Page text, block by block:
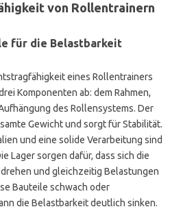
von Rollentrainern
für die Belastbarkeit
eines Rollentrainers
Komponenten ab: dem Rahmen,
des Rollensystems. Der
Gewicht und sorgt für Stabilität.
und eine solide Verarbeitung sind
Lager sorgen dafür, dass sich die
und gleichzeitig Belastungen
Bauteile schwach oder
die Belastbarkeit deutlich sinken.